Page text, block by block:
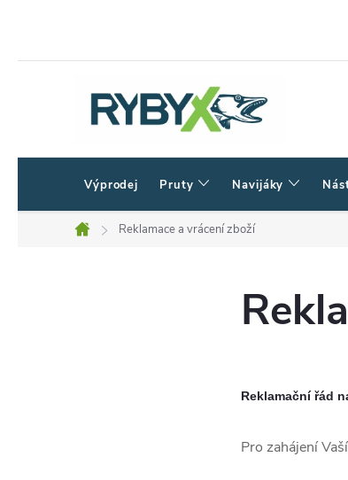
Výprodej Pruty Navijáky
Domů
Reklamace a vrácení zboží
Reklamační řád
Pro zahájení